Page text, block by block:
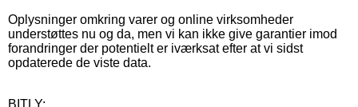
Oplysninger omkring varer og online virksomheder
understøttes nu og da, men vi kan ikke give garantier imod
forandringer der potentielt er iværksat efter at vi sidst
opdaterede de viste data.
BITLY: